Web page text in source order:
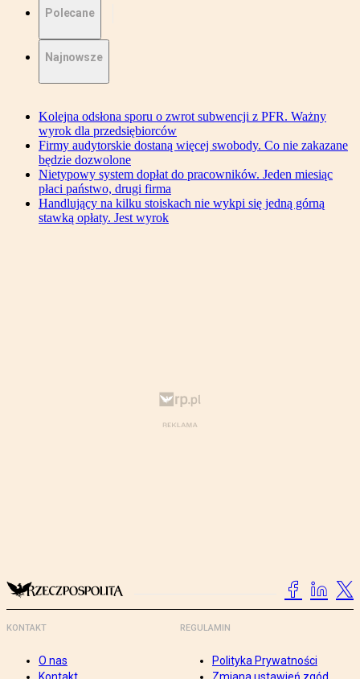
Polecane
Najnowsze
Kolejna odsłona sporu o zwrot subwencji z PFR. Ważny
wyrok dla przedsiębiorców
Firmy audytorskie dostaną więcej swobody. Co nie zakazane
będzie dozwolone
Nietypowy system dopłat do pracowników. Jeden miesiąc
płaci państwo, drugi firma
Handlujący na kilku stoiskach nie wykpi się jedną górną
stawką opłaty. Jest wyrok
KONTAKT
O nas
REGULAMIN
Polityka Prywatności